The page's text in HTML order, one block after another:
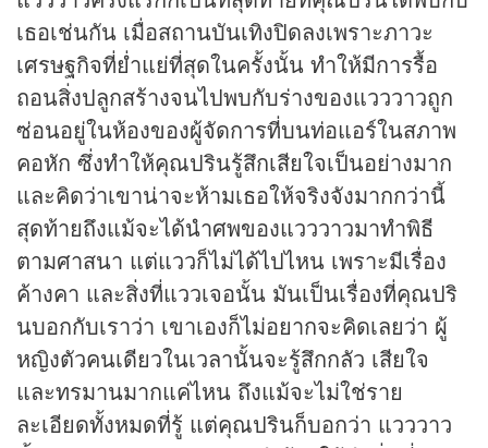
เธอเช่นกัน เมื่อสถานบันเทิงปิดลงเพราะภาวะ
เศรษฐกิจที่ย่ำแย่ที่สุดในครั้งนั้น ทำให้มีการรื้อ
ถอนสิ่งปลูกสร้างจนไปพบกับร่างของแวววาวถูก
ซ่อนอยู่ในห้องของผู้จัดการที่บนท่อแอร์ในสภาพ
คอหัก ซึ่งทำให้คุณปรินรู้สึกเสียใจเป็นอย่างมาก
และคิดว่าเขาน่าจะห้ามเธอให้จริงจังมากกว่านี้
สุดท้ายถึงแม้จะได้นำศพของแวววาวมาทำพิธี
ตามศาสนา แต่แววก็ไม่ได้ไปไหน เพราะมีเรื่อง
ค้างคา และสิ่งที่แววเจอนั้น มันเป็นเรื่องที่คุณปริ
นบอกกับเราว่า เขาเองก็ไม่อยากจะคิดเลยว่า ผู้
หญิงตัวคนเดียวในเวลานั้นจะรู้สึกกลัว เสียใจ
และทรมานมากแค่ไหน ถึงแม้จะไม่ใช่ราย
ละเอียดทั้งหมดที่รู้ แต่คุณปรินก็บอกว่า แวววาว